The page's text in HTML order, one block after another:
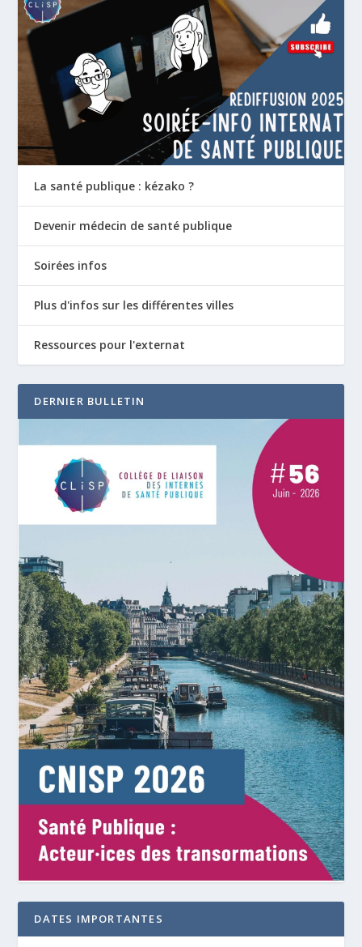
La santé publique : kézako ?
Devenir médecin de santé publique
Soirées infos
Plus d'infos sur les différentes villes
Ressources pour l'externat
DERNIER BULLETIN
DATES IMPORTANTES